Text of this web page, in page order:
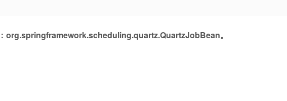
org.springframework.scheduling.quartz.QuartzJobBean。